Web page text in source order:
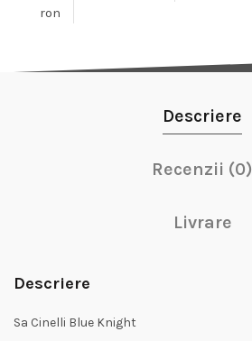
ron
Descriere
Recenzii (0)
Livrare
Descriere
Sa Cinelli Blue Knight